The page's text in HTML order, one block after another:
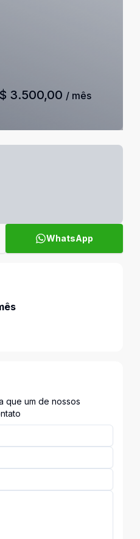
3.500,00 / mês
WhatsApp
que um de nossos